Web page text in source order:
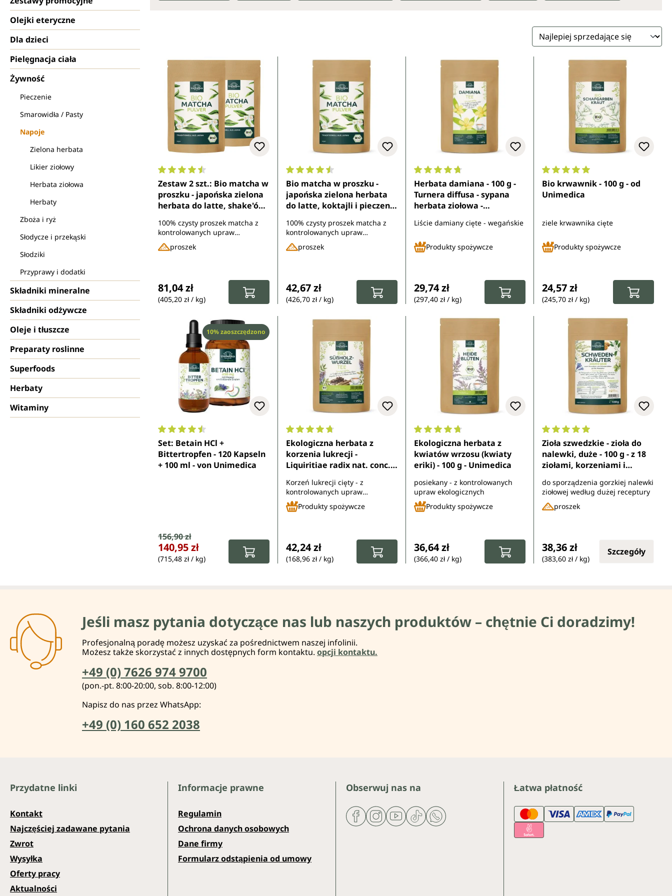
Olejki eteryczne
Dla dzieci
Pielęgnacja ciała
Żywność
Pieczenie
Smarowidła / Pasty
Napoje
Zielona herbata
Likier ziołowy
Herbata ziołowa
Herbaty
Zboża i ryż
Słodycze i przekąski
Słodziki
Przyprawy i dodatki
Składniki mineralne
Składniki odżywcze
Oleje i tłuszcze
Preparaty roslinne
Superfoods
Herbaty
Witaminy
Średnia ocena 4.6 z 5 gwiazdek
Zestaw 2 szt.: Bio matcha w
proszku - japońska zielona
herbata do latte, shake'ów
Unimedica
100% czysty proszek matcha z
kontrolowanych upraw
ekologicznych - idealny do
kremowego matcha latte i nie
proszek
81,04 zł
(405,20 zł / kg)
Średnia ocena 4.5 z 5 gwiazdek
Bio matcha w proszku -
japońska zielona herbata
do latte, koktajli i pieczenia
100% czysty proszek matcha z
kontrolowanych upraw
ekologicznych - idealny do
kremowego matcha latte i nie
proszek
42,67 zł
(426,70 zł / kg)
Średnia ocena 4.8 z 5 gwiazdek
Herbata damiana - 100 g -
Turnera diffusa - sypana
herbata ziołowa -
Liście damiany cięte - wegańskie
Produkty spożywcze
29,74 zł
(297,40 zł / kg)
Średnia ocena 5 z 5 gwiazdek
Bio krwawnik - 100 g - od
Unimedica
ziele krwawnika cięte
Produkty spożywcze
24,57 zł
(245,70 zł / kg)
Rabat
10% zaoszczędzono
Średnia ocena 4.5 z 5 gwiazdek
Set: Betain HCl +
Bittertropfen - 120 Kapseln
+ 100 ml - von Unimedica
Cena sprzedaży:
Cena regularna:
156,90 zł
140,95 zł
(715,48 zł / kg)
Średnia ocena 4.7 z 5 gwiazdek
Ekologiczna herbata z
korzenia lukrecji -
Liquiritiae radix nat. conc.
- 250 g - od Unimedica
Korzeń lukrecji cięty - z
kontrolowanych upraw
ekologicznych - wegański
Produkty spożywcze
42,24 zł
(168,96 zł / kg)
Średnia ocena 4.8 z 5 gwiazdek
Ekologiczna herbata z
kwiatów wrzosu (kwiaty
eriki) - 100 g - Unimedica
posiekany - z kontrolowanych
upraw ekologicznych
Produkty spożywcze
36,64 zł
(366,40 zł / kg)
Średnia ocena 5 z 5 gwiazdek
Zioła szwedzkie - zioła do
nalewki, duże - 100 g - z 18
ziołami, korzeniami i
Unimedica
do sporządzenia gorzkiej nalewki
ziołowej według dużej receptury
proszek
38,36 zł
(383,60 zł / kg)
Szczegóły
Jeśli masz pytania dotyczące nas lub naszych produktów – chętnie Ci doradzimy!
Profesjonalną poradę możesz uzyskać za pośrednictwem naszej infolinii.
Możesz także skorzystać z innych dostępnych form kontaktu. opcji kontaktu.
+49 (0) 7626 974 9700
(pon.-pt. 8:00-20:00, sob. 8:00-12:00)
Napisz do nas przez WhatsApp:
+49 (0) 160 652 2038
Obserwuj nas na Łatwa płatność
Przydatne linki
Kontakt
Najczęściej zadawane pytania
Zwrot
Wysyłka
Oferty pracy
Aktualności
Informacje prawne
Regulamin
Ochrona danych osobowych
Dane firmy
Formularz odstąpienia od umowy